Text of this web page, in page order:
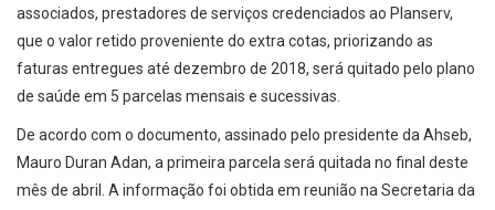
associados, prestadores de serviços credenciados ao Planserv,
que o valor retido proveniente do extra cotas, priorizando as
faturas entregues até dezembro de 2018, será quitado pelo plano
de saúde em 5 parcelas mensais e sucessivas.
De acordo com o documento, assinado pelo presidente da Ahseb,
Mauro Duran Adan, a primeira parcela será quitada no final deste
mês de abril. A informação foi obtida em reunião na Secretaria da